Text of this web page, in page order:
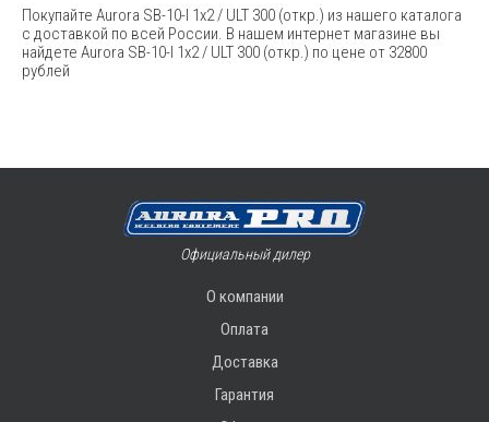
Покупайте Aurora SB-10-I 1x2 / ULT 300 (откр.) из нашего каталога
с доставкой по всей России. В нашем интернет магазине вы
найдете Aurora SB-10-I 1x2 / ULT 300 (откр.) по цене от 32800
рублей
Официальный дилер
О компании
Оплата
Доставка
Гарантия